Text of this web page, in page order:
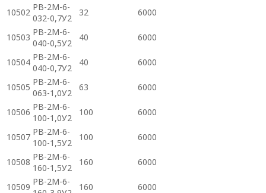
10502 РВ-2М-6-
032-0,7У2
32 6000
10503 РВ-2М-6-
040-0,5У2
40 6000
10504 РВ-2М-6-
040-0,7У2
40 6000
10505 РВ-2М-6-
063-1,0У2
63 6000
10506 РВ-2М-6-
100-1,0У2
100 6000
10507 РВ-2М-6-
100-1,5У2
100 6000
10508 РВ-2М-6-
160-1,5У2
160 6000
10509 РВ-2М-6-
160 6000